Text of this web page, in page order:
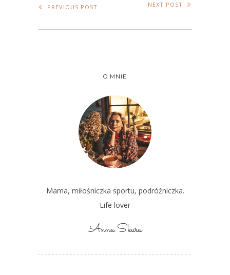
PREVIOUS POST NEXT POST
O MNIE
Mama, miłośniczka sportu, podróżniczka.
Life lover
Anna Skura